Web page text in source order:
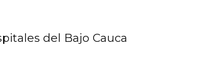
del Bajo Cauca